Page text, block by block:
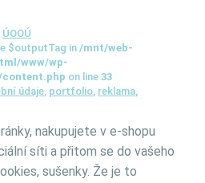
ÚOOÚ
$outputTag in/mnt/web-
www/wp-
on line 33
údaje, portfolio, reklama,
nakupujete v e-shopu
síti a přitom se do vašeho
sušenky. Že je to